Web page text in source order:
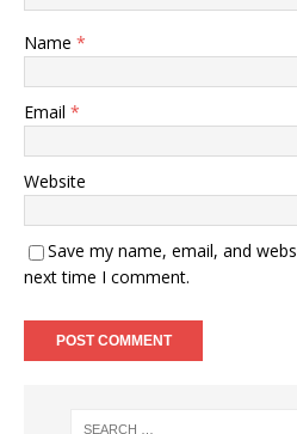
Name *
Email *
Website
Save my name, email, and
next time I comment.